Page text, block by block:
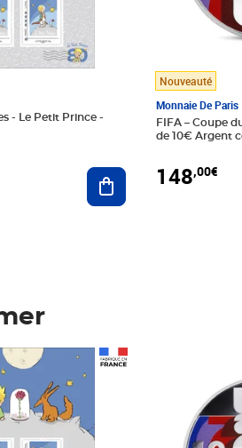
- Le Petit Prince -
Ajouter au panier
Nouveauté
Monnaie De Paris
FIFA – Coupe
de 10€ Argent
148,00€